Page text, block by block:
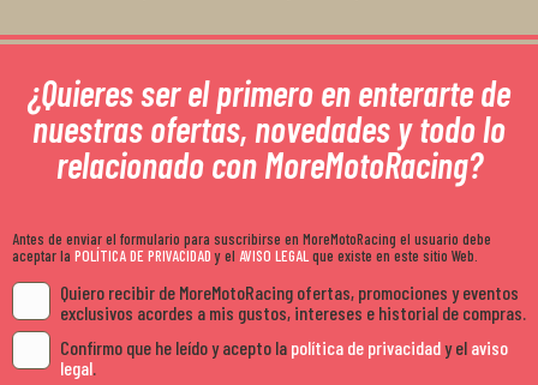
¿Quieres ser el primero en enterarte de
nuestras ofertas, novedades y todo lo
relacionado con MoreMotoRacing?
Antes de enviar el formulario para suscribirse en MoreMotoRacing el usuario debe
aceptar la POLÍTICA DE PRIVACIDADy el AVISO LEGALque existe en este sitio Web.
Quiero recibir de MoreMotoRacing ofertas, promociones y eventos
exclusivos acordes a mis gustos, intereses e historial de compras.
Confirmo que he leído y acepto la política de privacidady el aviso
legal